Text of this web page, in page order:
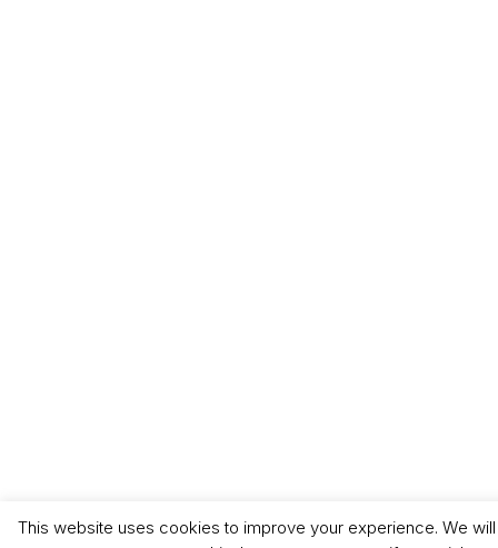
This website uses cookies to improve your experience. We